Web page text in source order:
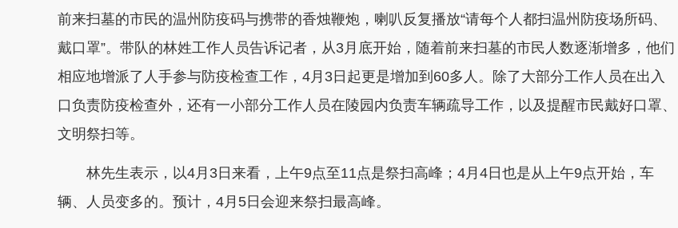
前来扫墓的市民的温州防疫码与携带的香烛鞭炮，喇叭反复播放“请每个人都扫温州防疫场所码、
戴口罩”。带队的林姓工作人员告诉记者，从3月底开始，随着前来扫墓的市民人数逐渐增多，他们
相应地增派了人手参与防疫检查工作，4月3日起更是增加到60多人。除了大部分工作人员在出入
口负责防疫检查外，还有一小部分工作人员在陵园内负责车辆疏导工作，以及提醒市民戴好口罩、
文明祭扫等。
林先生表示，以4月3日来看，上午9点至11点是祭扫高峰；4月4日也是从上午9点开始，车
辆、人员变多的。预计，4月5日会迎来祭扫最高峰。